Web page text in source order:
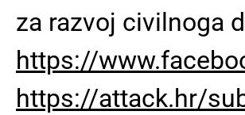
za razvoj civilnoga
https://
https://attack.hr/